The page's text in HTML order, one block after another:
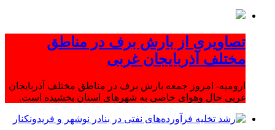
تصاویری از بارش برف در مناطق
مختلف آذربایجان غربی
ارومیه- امروز جمعه بارش برف در مناطق مختلف آذربایجان
غربی حال وهوای خاصی به شهرهای استان بخشیده است.